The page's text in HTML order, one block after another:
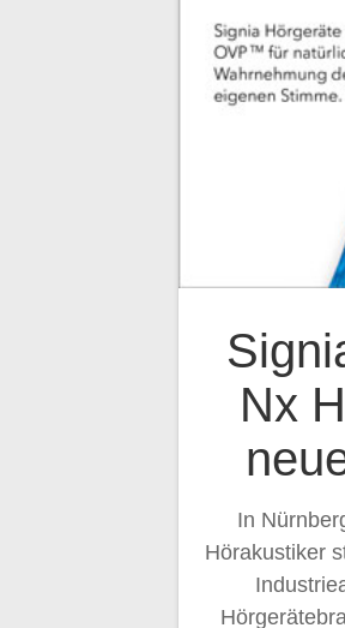
Nx
In
Hörakustiker